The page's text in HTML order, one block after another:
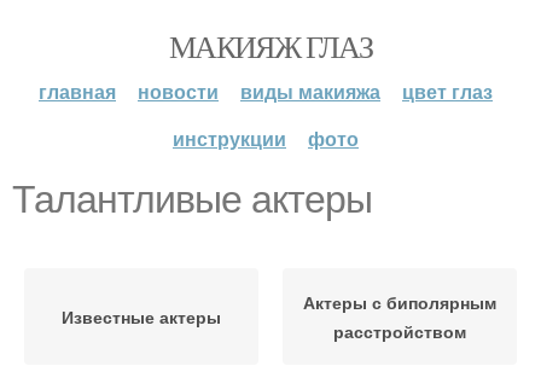
МАКИЯЖ ГЛАЗ
главная новости виды макияжа
цвет глаз
инструкции
фото
Талантливые актеры
Известные актеры
Актеры с биполярным
расстройством